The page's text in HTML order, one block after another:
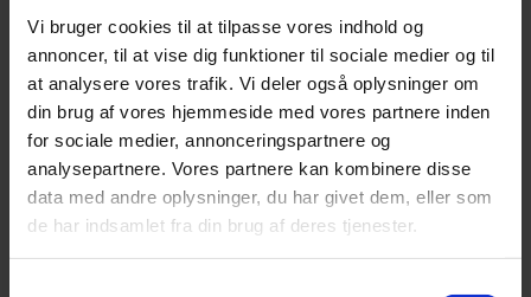
Vi bruger cookies til at tilpasse vores indhold og
annoncer, til at vise dig funktioner til sociale medier og til
at analysere vores trafik. Vi deler også oplysninger om
din brug af vores hjemmeside med vores partnere inden
for sociale medier, annonceringspartnere og
analysepartnere. Vores partnere kan kombinere disse
data med andre oplysninger, du har givet dem, eller som
de har indsamlet fra din brug af deres tjenester.
2019
2018
december
november
september
august